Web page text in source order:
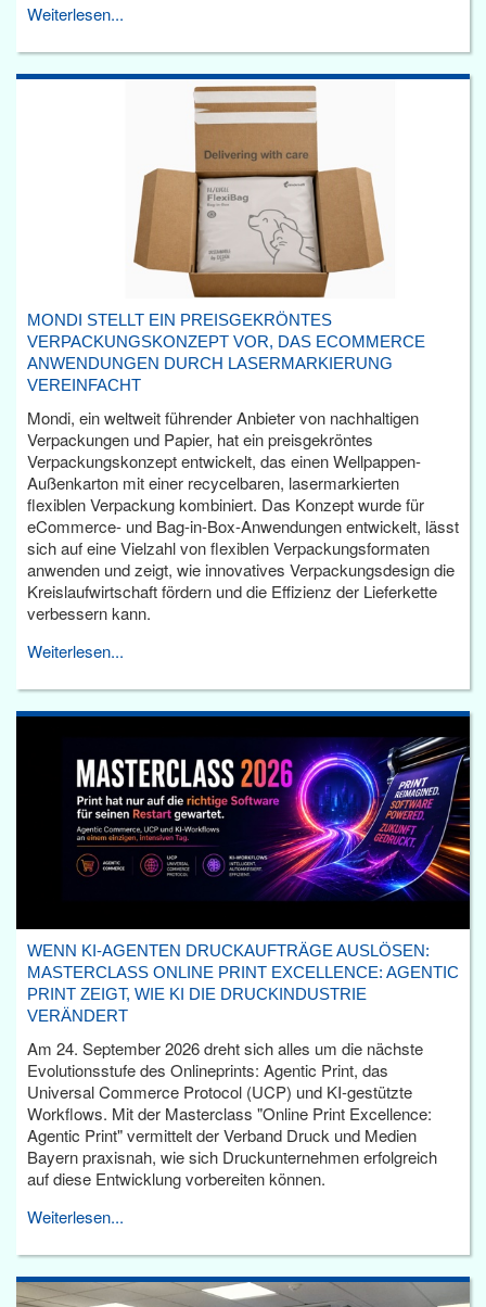
Weiterlesen...
MONDI STELLT EIN PREISGEKRÖNTES
VERPACKUNGSKONZEPT VOR, DAS ECOMMERCE
ANWENDUNGEN DURCH LASERMARKIERUNG
VEREINFACHT
Mondi, ein weltweit führender Anbieter von nachhaltigen
Verpackungen und Papier, hat ein preisgekröntes
Verpackungskonzept entwickelt, das einen Wellpappen-
Außenkarton mit einer recycelbaren, lasermarkierten
flexiblen Verpackung kombiniert. Das Konzept wurde für
eCommerce- und Bag-in-Box-Anwendungen entwickelt, lässt
sich auf eine Vielzahl von flexiblen Verpackungsformaten
anwenden und zeigt, wie innovatives Verpackungsdesign die
Kreislaufwirtschaft fördern und die Effizienz der Lieferkette
verbessern kann.
Weiterlesen...
WENN KI-AGENTEN DRUCKAUFTRÄGE AUSLÖSEN:
MASTERCLASS ONLINE PRINT EXCELLENCE: AGENTIC
PRINT ZEIGT, WIE KI DIE DRUCKINDUSTRIE
VERÄNDERT
Am 24. September 2026 dreht sich alles um die nächste
Evolutionsstufe des Onlineprints: Agentic Print, das
Universal Commerce Protocol (UCP) und KI-gestützte
Workflows. Mit der Masterclass "Online Print Excellence:
Agentic Print" vermittelt der Verband Druck und Medien
Bayern praxisnah, wie sich Druckunternehmen erfolgreich
auf diese Entwicklung vorbereiten können.
Weiterlesen...